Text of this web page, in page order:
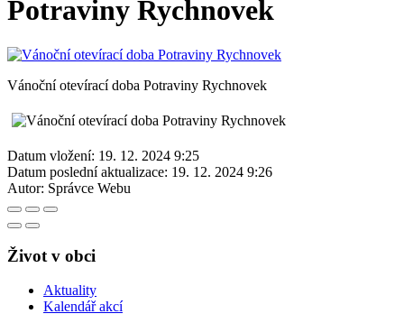
Potraviny Rychnovek
Vánoční otevírací doba Potraviny Rychnovek
Datum vložení: 19. 12. 2024 9:25
Datum poslední aktualizace: 19. 12. 2024 9:26
Autor: Správce Webu
Život v obci
Aktuality
Kalendář akcí